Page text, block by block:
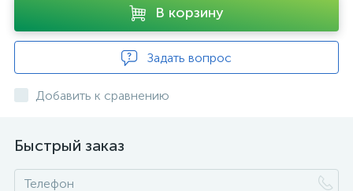
В корзину
Задать вопрос
Добавить к сравнению
Быстрый заказ